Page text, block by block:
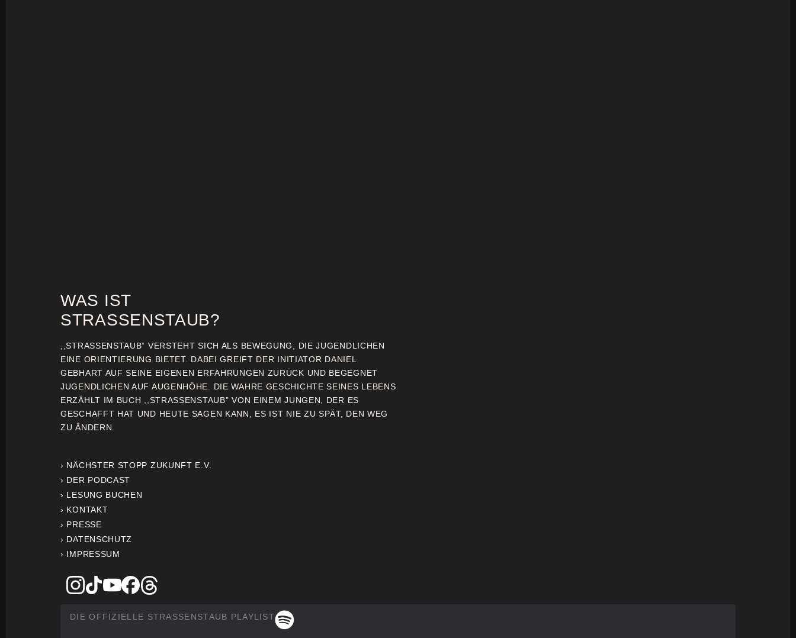
WAS IST
STRASSENSTAUB?
,,STRASSENSTAUB” VERSTEHT SICH ALS BEWEGUNG, DIE JUGENDLICHEN
EINE ORIENTIERUNG BIETET. DABEI GREIFT DER INITIATOR DANIEL
GEBHART AUF SEINE EIGENEN ERFAHRUNGEN ZURÜCK UND BEGEGNET
JUGENDLICHEN AUF AUGENHÖHE. DIE WAHRE GESCHICHTE SEINES LEBENS
ERZÄHLT IM BUCH ,,STRASSENSTAUB” VON EINEM JUNGEN, DER ES
GESCHAFFT HAT UND HEUTE SAGEN KANN, ES IST NIE ZU SPÄT, DEN WEG
ZU ÄNDERN.
› NÄCHSTER STOPP ZUKUNFT E.V.
› DER PODCAST
› LESUNG BUCHEN
› KONTAKT
› PRESSE
› DATENSCHUTZ
› IMPRESSUM
DIE OFFIZIELLE STRASSENSTAUB PLAYLIST